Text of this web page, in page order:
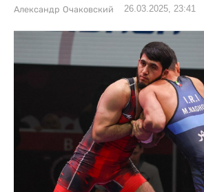
Александр Очаковский 26.03.2025, 23:41